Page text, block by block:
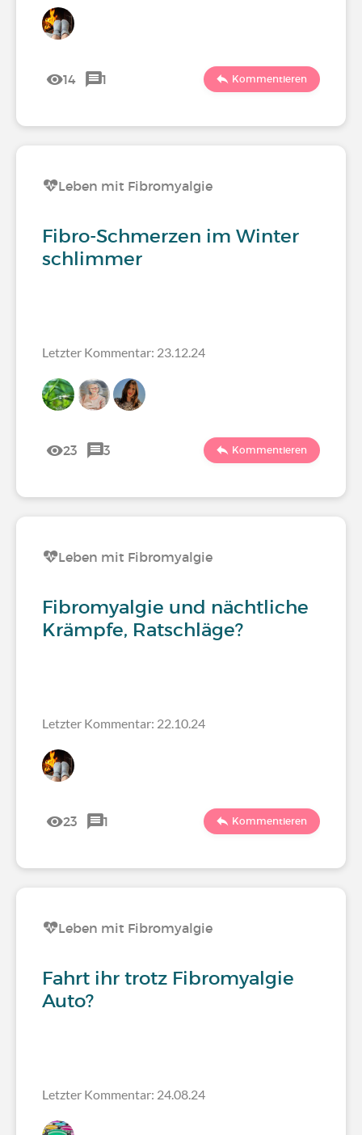
14 1 Kommentieren
Leben mit Fibromyalgie
Fibro-Schmerzen im Winter
schlimmer
Letzter Kommentar: 23.12.24
23 3 Kommentieren
Leben mit Fibromyalgie
Fibromyalgie und nächtliche
Krämpfe, Ratschläge?
Letzter Kommentar: 22.10.24
23 1 Kommentieren
Leben mit Fibromyalgie
Fahrt ihr trotz Fibromyalgie
Auto?
Letzter Kommentar: 24.08.24